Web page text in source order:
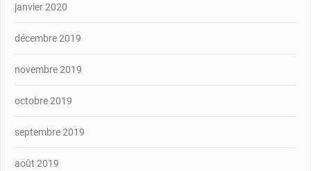
janvier 2020
décembre 2019
novembre 2019
octobre 2019
septembre 2019
août 2019